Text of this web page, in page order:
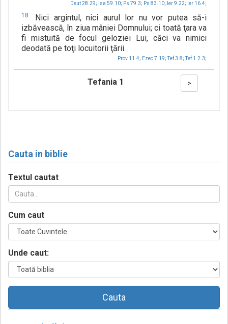
Deut 28.29; Isa 59.10; Ps 79.3; Ps 83.10; Ier 9.22; Ier 16.4;
18
Nici argintul, nici aurul lor nu vor putea să-i
izbăvească, în ziua mâniei Domnului; ci toată ţara va
fi mistuită de focul geloziei Lui, căci va nimici
deodată pe toţi locuitorii ţării.
Prov 11.4; Ezec 7.19; Tef 3.8; Tef 1.2.3;
Tefania 1 >
Cauta in biblie
Textul cautat
Cum caut
Unde caut:
Cauta